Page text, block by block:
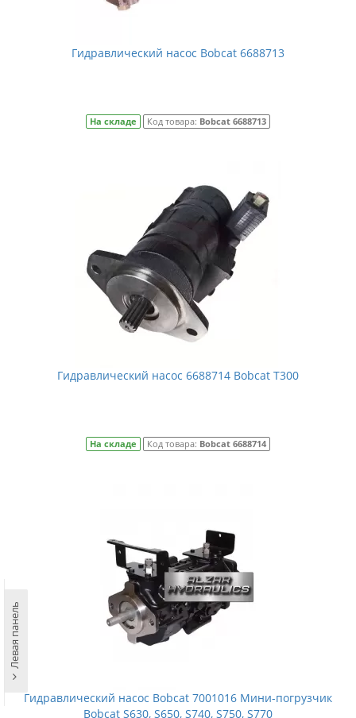
Гидравлический насос Bobcat 6688713
На складе Код товара: Bobcat 6688713
Гидравлический насос 6688714 Bobcat T300
На складе Код товара: Bobcat 6688714
Гидравлический насос Bobcat 7001016 Мини-погрузчик
Bobcat S630, S650, S740, S750, S770
Левая панель